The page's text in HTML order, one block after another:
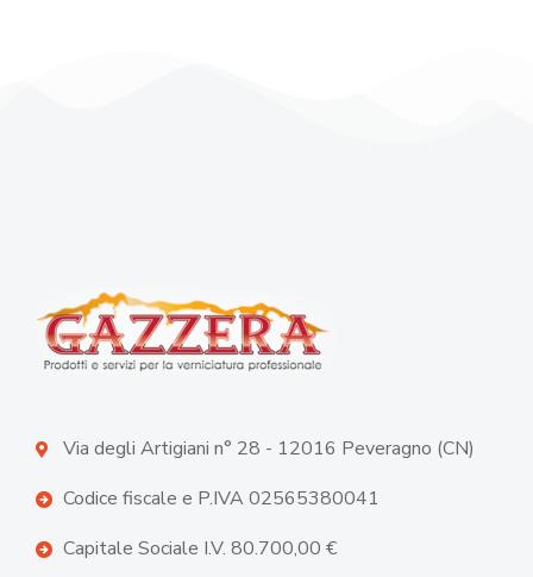
Via degli Artigiani n° 28 - 12016 Peveragno (CN)
Codice fiscale e P.IVA 02565380041
Capitale Sociale I.V. 80.700,00 €